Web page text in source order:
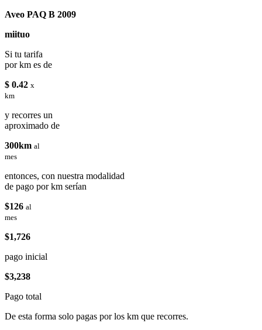
Aveo PAQ B 2009
miituo
Si tu tarifa
por km es de
$ 0.42 x
km
y recorres un
aproximado de
300km al
mes
entonces, con nuestra modalidad
de pago por km serían
$126 al
mes
$1,726
pago inicial
$3,238
Pago total
De esta forma solo pagas por los km que recorres.